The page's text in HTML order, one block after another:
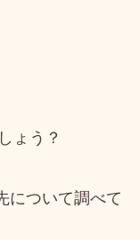
ょう？
について調べて